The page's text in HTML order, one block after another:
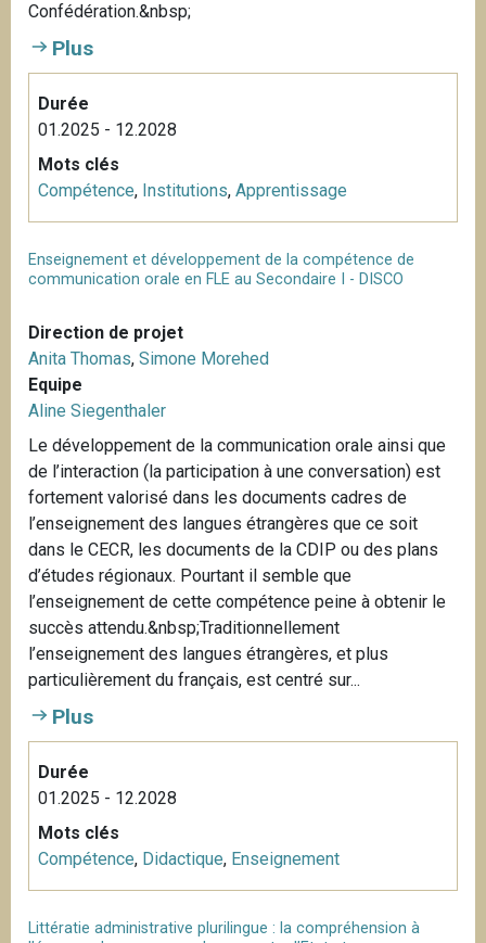
Confédération.&nbsp;
Plus
Durée
01.2025 - 12.2028
Mots clés
Compétence, Institutions, Apprentissage
Enseignement et développement de la compétence de
communication orale en FLE au Secondaire I - DISCO
Direction de projet
Anita Thomas, Simone Morehed
Equipe
Aline Siegenthaler
Le développement de la communication orale ainsi que
de l’interaction (la participation à une conversation) est
fortement valorisé dans les documents cadres de
l’enseignement des langues étrangères que ce soit
dans le CECR, les documents de la CDIP ou des plans
d’études régionaux. Pourtant il semble que
l’enseignement de cette compétence peine à obtenir le
succès attendu.&nbsp;Traditionnellement
l’enseignement des langues étrangères, et plus
particulièrement du français, est centré sur...
Plus
Durée
01.2025 - 12.2028
Mots clés
Compétence, Didactique, Enseignement
Littératie administrative plurilingue : la compréhension à